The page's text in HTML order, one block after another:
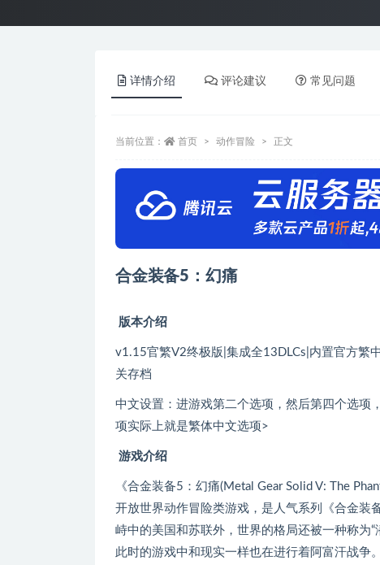
详情介绍 评论建议 常见问题
当前位置： 首页 动作冒险 正文
合金装备5：幻痛
版本介绍
v1.15官繁V2终极版|集成全13DLCs|内置官方繁
关存档
中文设置：进游戏第二个选项，然后第四个选项
项实际上就是繁体中文选项>
游戏介绍
《合金装备5：幻痛(Metal Gear Solid V: The
开放世界动作冒险类游戏，是人气系列《合金装
峙中的美国和苏联外，世界的格局还被一种称为
此时的游戏中和现实一样也在进行着阿富汗战争